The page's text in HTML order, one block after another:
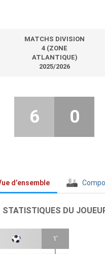
MATCHS DIVISION
4 (ZONE
ATLANTIQUE)
2025/2026
6 0
d’ensemble
STATISTIQUES DU
1'